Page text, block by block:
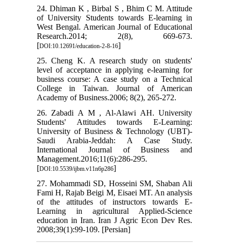
24. Dhiman K , Birbal S , Bhim C M. Attitude
of University Students towards E-learning in
West Bengal. American Journal of Educational
Research.2014; 2(8), 669-673.
[DOI:10.12691/education-2-8-16]
25. Cheng K. A research study on students'
level of acceptance in applying e-learning for
business course: A case study on a Technical
College in Taiwan. Journal of American
Academy of Business.2006; 8(2), 265-272.
26. Zabadi A M , Al-Alawi AH. University
Students' Attitudes towards E-Learning:
University of Business & Technology (UBT)-
Saudi Arabia-Jeddah: A Case Study.
International Journal of Business and
Management.2016;11(6):286-295.
[DOI:10.5539/ijbm.v11n6p286]
27. Mohammadi SD, Hosseini SM, Shaban Ali
Fami H, Rajab Beigi M, Eisaei MT. An analysis
of the attitudes of instructors towards E-
Learning in agricultural Applied-Science
education in Iran. Iran J Agric Econ Dev Res.
2008;39(1):99-109. [Persian]